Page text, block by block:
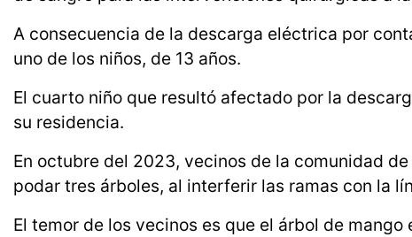
A consecuencia de la descarga eléctrica por
uno de los niños, de 13 años.
El cuarto niño que resultó afectado por la
su residencia.
En octubre del 2023, vecinos de la comunidad
podar tres árboles, al interferir las ramas con la
El temor de los vecinos es que el árbol de